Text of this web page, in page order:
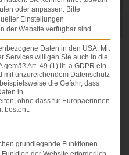
der Säugetiere. Der
Kniegelenke der
unterschiedlich, auch
Mensch hat ein sehr
) und die Kniescheibe
Gelenkpartner. Diese
Gelenkflächen
oder anpassen. Bitte
Einstellungen
der Website verfügbar sind.
Daten in den USA. Mit
Services willigen Sie auch in die
Art. 49 (1) lit. a GDPR ein.
mit unzureichendem Datenschutz
die Gefahr, dass
in
ohne dass für Europäerinnen
besteht.
Gruppen, für die eine
grundlegende Funktionen